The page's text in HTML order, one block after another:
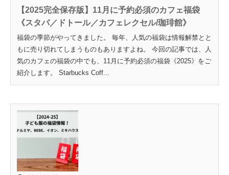
【2025完全保存版】11月に予約必須のカフェ福袋
《スタバ／ドトール／カフェレクセル/珈琲館》
福袋の季節がやってきました。 毎年、人気の福袋は情報解禁とと
もに売り切れてしまうものもありますよね。 今回の記事では、人
気のカフェの福袋の中でも、11月に予約必須の福袋《2025》をご
紹介します。 Starbucks Coff...